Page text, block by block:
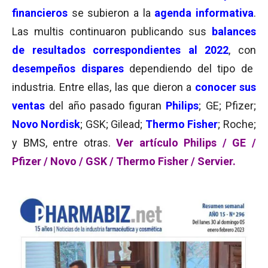
financieros se subieron a la agenda informativa.
Las multis continuaron publicando sus
balances
de resultados correspondientes al 2022, con
desempeños disparesdependiendo del tipo de
industria. Entre ellas, las que dieron a conocer sus
ventas del año pasado figuran Philips; GE; Pfizer;
Novo Nordisk; GSK; Gilead; Thermo Fisher; Roche;
y BMS, entre otras.Ver artículo Philips /GE/
Pfizer/ Novo / GSK/ Thermo Fisher / Servier.